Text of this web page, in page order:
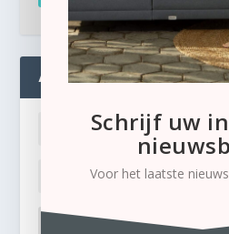
ADMIN
Ik ben mijn
Schrijf uw
Voor het laatste